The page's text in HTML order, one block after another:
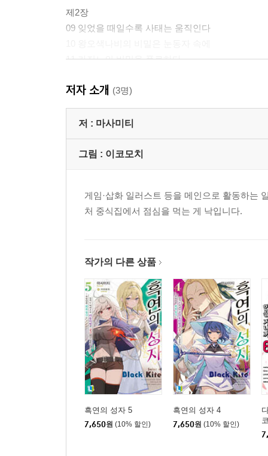
제2장
09 잊었을 때일수록 사태는 움직인다
11 카지노의 비밀을 폭로하다
13 빅토리아의 과거
14 후회하지 않을 선택을, 후회한 자가 제시한다
15 제국의 가치관을 따를 필요는 없다
16 처음부터 숨어있던 위협
17 남매의 전모, 그 악의의 깊이를 알다
20 자신을 아는 여행이 시작된다
저자 소개 (3명)
저 : 마사미티
그림 : 이코모치
게임·삽화 일러스트 등을 메인으로 활동하는
처 중식집에서 점심을 먹는 게 낙입니다.
작가의 다른 상품
흑연의 성자 5
7,650원 (10% 할인)
흑연의 성자 4
7,650원 (10% 할인)